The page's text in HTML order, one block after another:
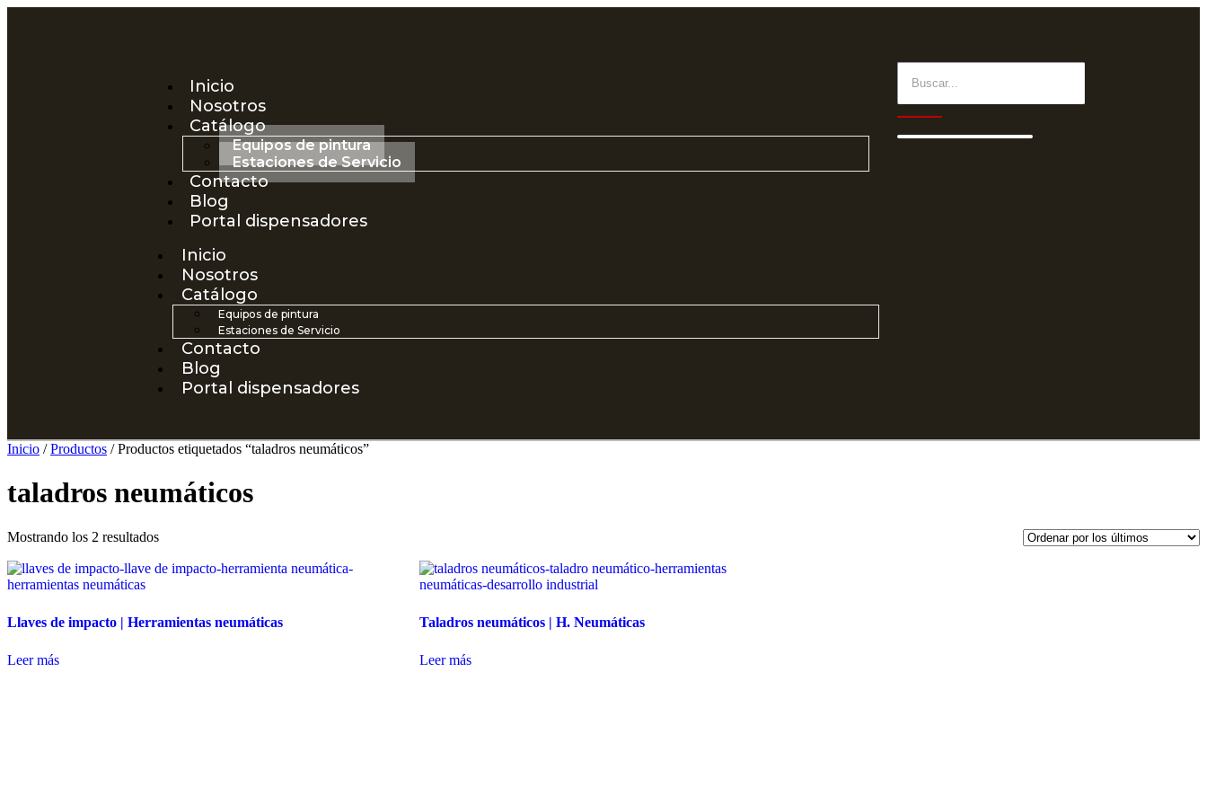
Inicio
Nosotros
Catálogo
Equipos de pintura
Estaciones de Servicio
Contacto
Blog
Portal dispensadores
Inicio
Nosotros
Catálogo
Equipos de pintura
Estaciones de Servicio
Contacto
Blog
Portal dispensadores
Inicio /Productos / Productos etiquetados “taladros neumáticos”
taladros neumáticos
Mostrando los 2 resultados
Llaves de impacto | Herramientas neumáticas
Leer más
Taladros neumáticos | H. Neumáticas
Leer más